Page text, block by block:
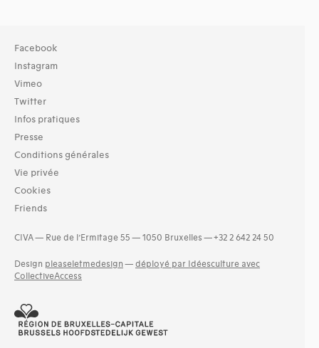
Facebook
Instagram
Vimeo
Twitter
Infos pratiques
Presse
Conditions générales
Vie privée
Cookies
Friends
CIVA — Rue de l’Ermitage 55 — 1050 Bruxelles — +32 2 642 24 50
Design pleaseletmedesign — déployé par Idéesculture avec
CollectiveAccess